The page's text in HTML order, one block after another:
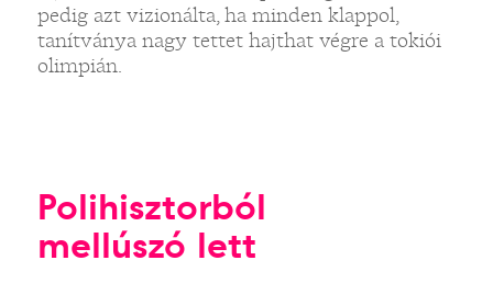
pedig azt vizionálta, ha minden klappol,
tanítványa nagy tettet hajthat végre a tokiói
olimpián.
Polihisztorból
mellúszó lett